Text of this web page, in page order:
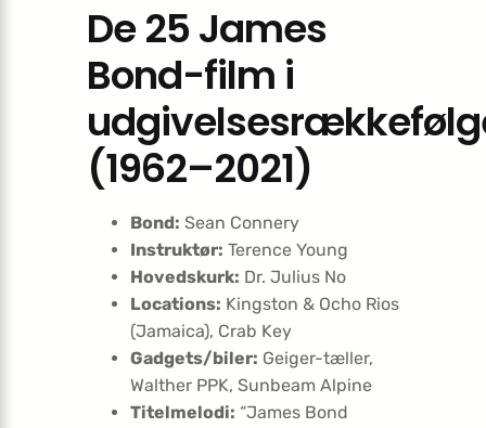
De 25 James
Bond-film i
(1962–2021)
Bond: Sean Connery
Instruktør: Terence Young
Hovedskurk: Dr. Julius No
Locations: Kingston & Ocho Rios
(Jamaica), Crab Key
Gadgets/biler: Geiger-tæller,
Walther PPK, Sunbeam Alpine
Titelmelodi: “James Bond